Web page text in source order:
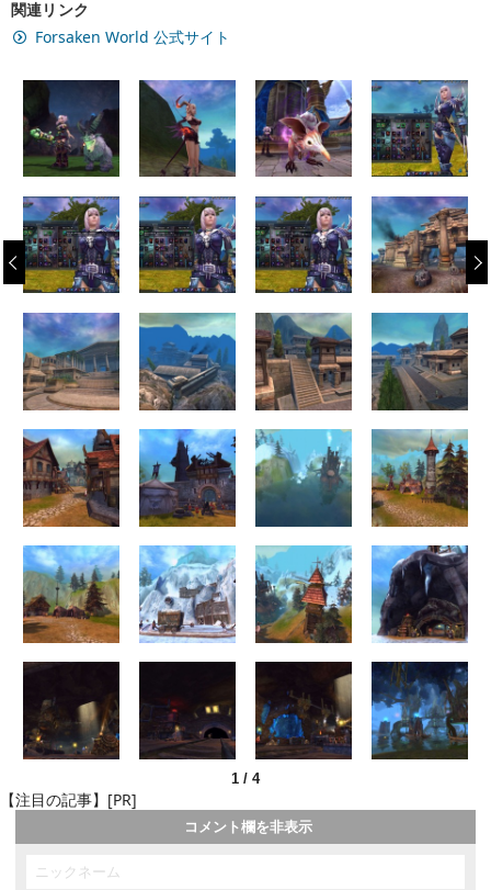
関連リンク
Forsaken World 公式サイト
1 / 4
‹
【注目の記事】[PR]
コメント欄を非表示